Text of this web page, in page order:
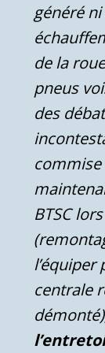
généré
de la
pneus
des
commise
BTSC
l’équiper
centrale